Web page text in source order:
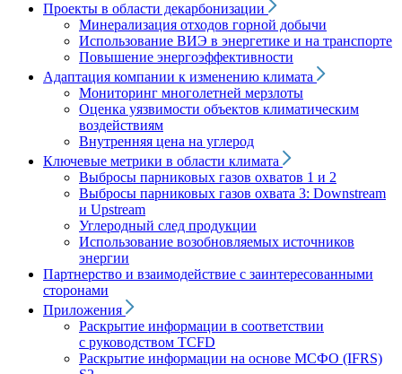
Проекты в области декарбонизации
Минерализация отходов горной добычи
Использование ВИЭ в энергетике и на транспорте
Повышение энергоэффективности
Адаптация компании к изменению климата
Мониторинг многолетней мерзлоты
Оценка уязвимости объектов климатическим
воздействиям
Внутренняя цена на углерод
Ключевые метрики в области климата
Выбросы парниковых газов охватов 1 и 2
Выбросы парниковых газов охвата 3: Downstream
и Upstream
Углеродный след продукции
Использование возобновляемых источников
энергии
Партнерство и взаимодействие с заинтересованными
сторонами
Приложения
Раскрытие информации в соответствии
с руководством TCFD
Раскрытие информации на основе МСФО (IFRS)